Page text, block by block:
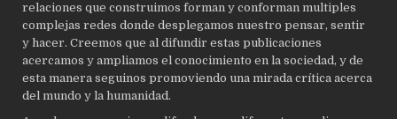
relaciones que construimos forman y conforman multiples
complejas redes donde desplegamos nuestro pensar, sentir
y hacer. Creemos que al difundir estas publicaciones
acercamos y ampliamos el conocimiento en la sociedad, y de
esta manera seguinos promoviendo una mirada crítica acerca
del mundo y la humanidad.